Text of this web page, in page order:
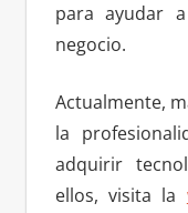
para ayudar
negocio.
Actualmente,
la
adquirir
ellos, visita la